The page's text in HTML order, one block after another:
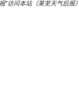
"访问本站（莱芜天气后报）